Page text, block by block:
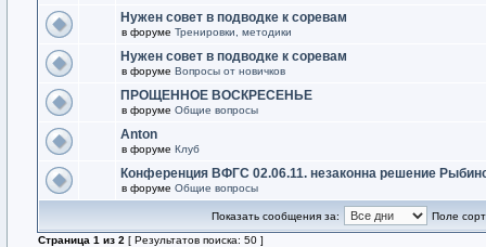
Нужен совет в подводке к соревам
в форуме Тренировки, методики
Нужен совет в подводке к соревам
в форуме Вопросы от новичков
ПРОЩЕННОЕ ВОСКРЕСЕНЬЕ
в форуме Общие вопросы
Anton
в форуме Клуб
Конференция ВФГС 02.06.11. незаконна решение
в форуме Общие вопросы
Показать сообщения за:
Поле
Страница 1 из 2 [ Результатов поиска: 50 ]